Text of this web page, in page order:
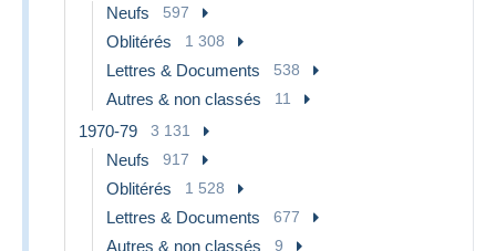
Neufs 597
Oblitérés 1 308
Lettres & Documents 538
Autres & non classés 11
1970-79 3 131
Neufs 917
Oblitérés 1 528
Lettres & Documents 677
Autres & non classés 9